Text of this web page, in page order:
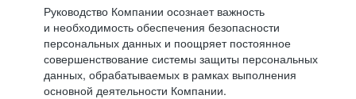
Руководство Компании осознает важность
и необходимость обеспечения безопасности
персональных данных и поощряет постоянное
совершенствование системы защиты персональных
данных, обрабатываемых в рамках выполнения
основной деятельности Компании.